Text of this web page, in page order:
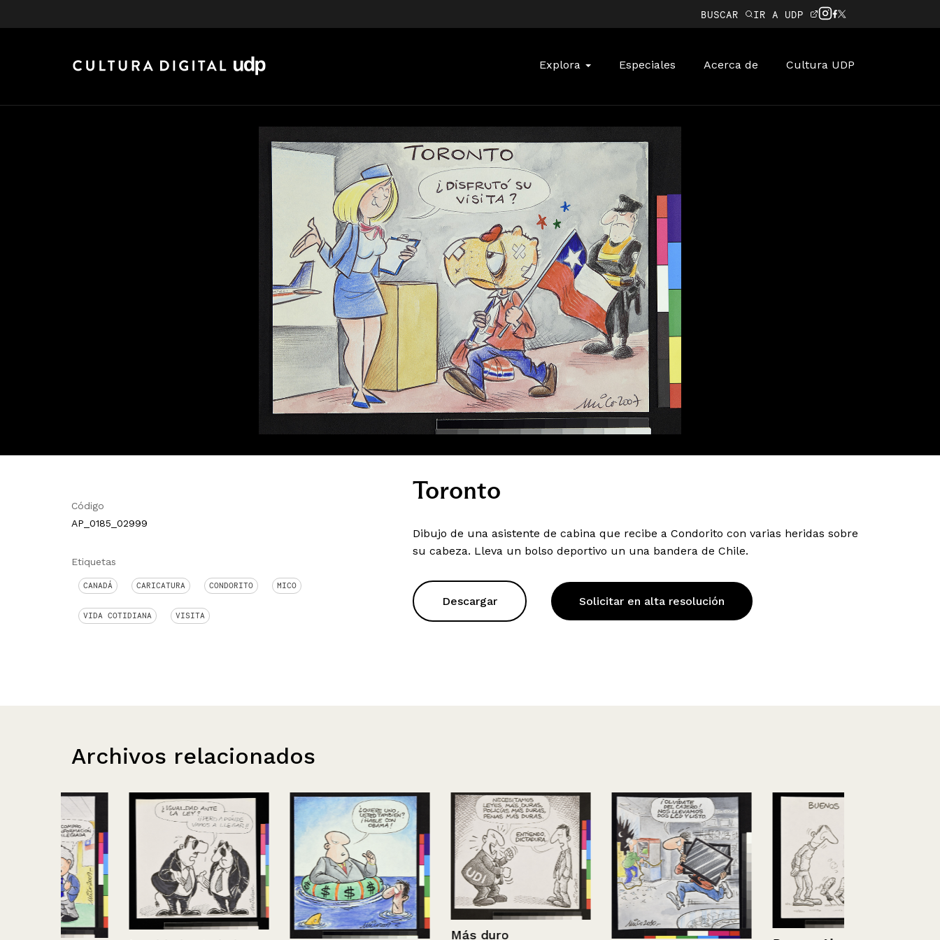
BUSCAR IR A UDP
Explora Especiales Acerca de Cultura UDP
Código
AP_0185_02999
Etiquetas
CANADÁ CARICATURA CONDORITO MICO
VIDA COTIDIANA VISITA
Toronto
Dibujo de una asistente de cabina que recibe a Condorito con varias heridas sobre
su cabeza. Lleva un bolso deportivo un una bandera de Chile.
Descargar Solicitar en alta resolución
Archivos relacionados
Más duro